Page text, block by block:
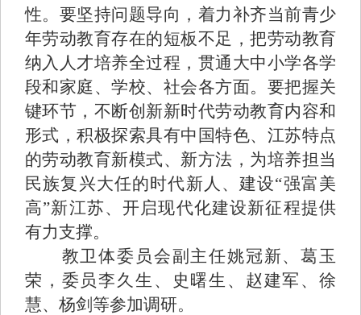
性。要坚持问题导向，着力补齐当前青少
年劳动教育存在的短板不足，把劳动教育
纳入人才培养全过程，贯通大中小学各学
段和家庭、学校、社会各方面。要把握关
键环节，不断创新新时代劳动教育内容和
形式，积极探索具有中国特色、江苏特点
的劳动教育新模式、新方法，为培养担当
民族复兴大任的时代新人、建设“强富美
高”新江苏、开启现代化建设新征程提供
有力支撑。
教卫体委员会副主任姚冠新、葛玉
荣，委员李久生、史曙生、赵建军、徐
慧、杨剑等参加调研。